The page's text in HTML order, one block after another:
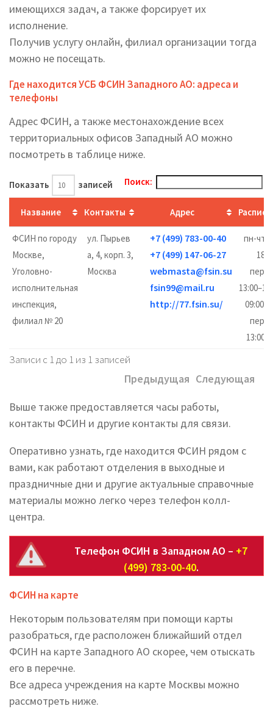
имеющихся задач, а также форсирует их
исполнение.
Получив услугу онлайн, филиал организации тогда
можно не посещать.
Где находится УСБ ФСИН Западного АО: адреса и
телефоны
Адрес ФСИН, а также местонахождение всех
территориальных офисов Западный АО можно
посмотреть в таблице ниже.
Показать записей Поиск:
Название Контакты Адрес
ФСИН по городу
Москве,
Уголовно-
исполнительная
инспекция,
филиал № 20
ул. Пырьев
а, 4, корп. 3,
Москва
+7 (499) 783-00-40
+7 (499) 147-06-27
webmasta@fsin.su
fsin99@mail.ru
http://77.fsin.su/
пн-чт
Записи с 1 до 1 из 1 записей
Предыдущая Следующая
Выше также предоставляется часы работы,
контакты ФСИН и другие контакты для связи.
Оперативно узнать, где находится ФСИН рядом с
вами, как работают отделения в выходные и
праздничные дни и другие актуальные справочные
материалы можно легко через телефон колл-
центра.
Телефон ФСИН в Западном АО – +7
(499) 783-00-40.
ФСИН на карте
Некоторым пользователям при помощи карты
разобраться, где расположен ближайший отдел
ФСИН на карте Западного АО скорее, чем отыскать
его в перечне.
Все адреса учреждения на карте Москвы можно
рассмотреть ниже.